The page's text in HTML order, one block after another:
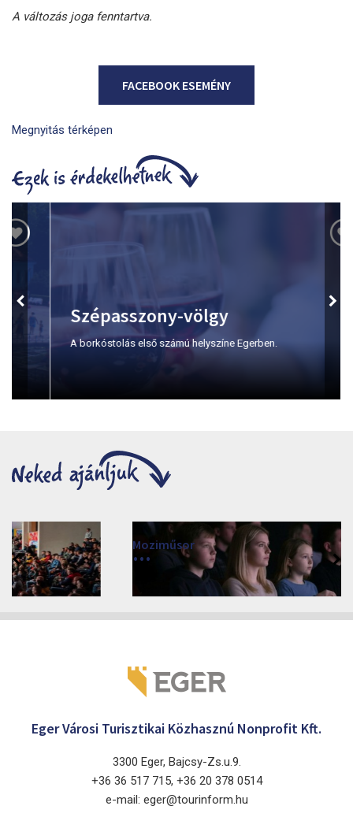
A változás joga fenntartva.
FACEBOOK ESEMÉNY
Megnyitás térképen
Szépasszony-völgy
A borkóstolás első számú helyszíne Egerben.
Moziműsor
2026
Cinema Agria, Eger 3300, Törvényház utca 4.
Eger Városi Turisztikai Közhasznú Nonprofit Kft.
3300 Eger, Bajcsy-Zs.u.9.
+36 36 517 715, +36 20 378 0514
e-mail: eger@tourinform.hu